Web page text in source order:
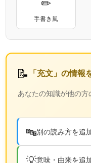
手書き風
📝 「充文」の情報
あなたの知識が他の
🔤別の読み方を追
💡意味・由来を追